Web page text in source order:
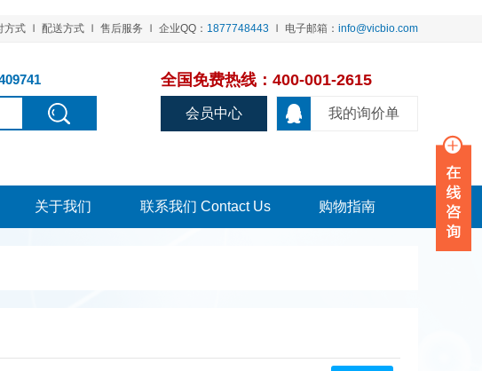
方式 配送方式 售后服务 企业QQ： 1877748443 电子邮箱： info@vicbio.com
全国免费热线：400-001-2615
我的询价单
会员中心
关于我们 联系我们 Contact Us 购物指南